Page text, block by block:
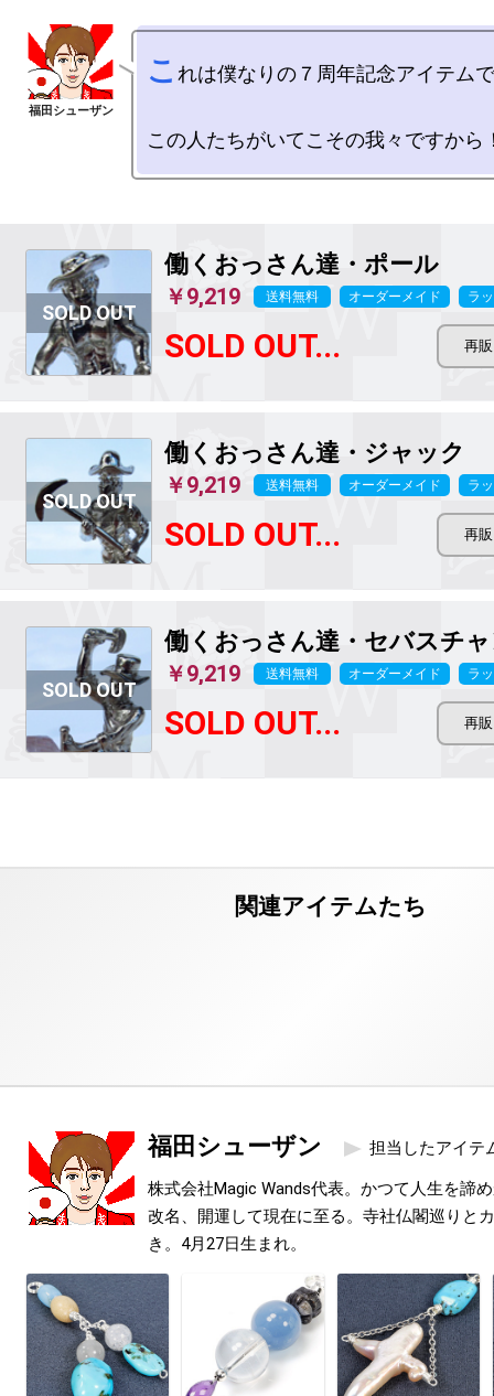
こ れは僕なりの７周年記念アイテム
働くおっさん達・ポール
￥9,219 送料無料 オーダーメイド ラ
SOLD OUT...
働くおっさん達・ジャック
￥9,219 送料無料 オーダーメイド ラ
SOLD OUT...
働くおっさん達・セバスチ
￥9,219 送料無料 オーダーメイド ラ
SOLD OUT...
福田シューザン 担当したアイテ
株式会社Magic Wands代表。かつて人生を諦
改名、開運して現在に至る。寺社仏閣巡りと
き。4月27日生まれ。